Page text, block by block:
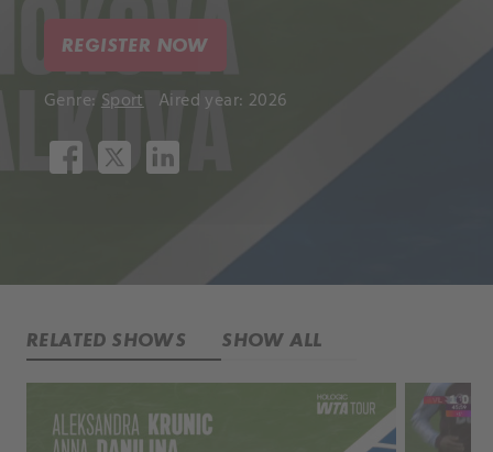
REGISTER NOW
Genre: Sport Aired year: 2026
RELATED SHOWS SHOW ALL